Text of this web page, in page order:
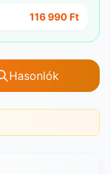
116 990 Ft
Hasonlók